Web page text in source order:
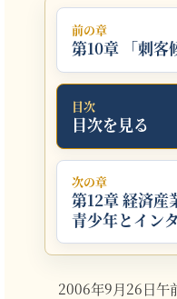
前の章
第10章 「刺客
目次
目次を見る
次の章
第12章 経済
青少年とイン
そして野党の
2006年9月26日午